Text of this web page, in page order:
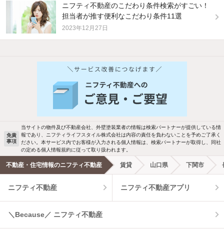
ニフティ不動産のこだわり条件検索がすごい！
担当者が推す便利なこだわり条件11選
2023年12月27日
他の人はこんな条件で絞り込んでいます！
バス・トイレ別 2階以上
駐車場あり ペット相談
洗濯機置場あり 独立洗面台
エアコンあり 都市ガス
温水洗浄便座 オートロック
コンロ2口以上
免責
事項
当サイトの物件及び不動産会社、外壁塗装業者の情報は検索パートナーが提供している情
報であり、ニフティライフスタイル株式会社は内容の責任を負わないことを予めご了承く
ださい。本サービス内でお客様が入力される個人情報は、検索パートナーが取得し、同社
の定める個人情報規約に従って取り扱われます。
不動産・住宅情報のニフティ不動産 賃貸 山口県 下関市
ニフティ不動産 ニフティ不動産アプリ
＼Because／ ニフティ不動産